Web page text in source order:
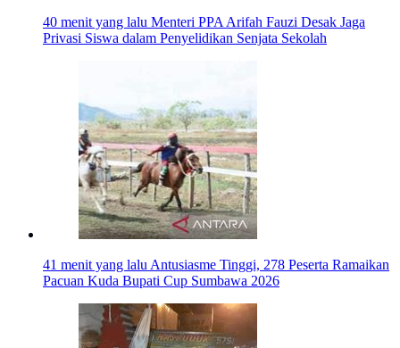
40 menit yang lalu Menteri PPA Arifah Fauzi Desak Jaga
Privasi Siswa dalam Penyelidikan Senjata Sekolah
41 menit yang lalu Antusiasme Tinggi, 278 Peserta Ramaikan
Pacuan Kuda Bupati Cup Sumbawa 2026